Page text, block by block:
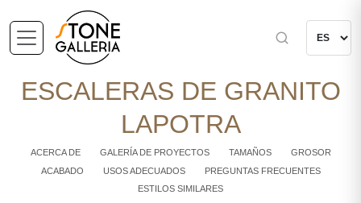
ESCALERAS DE GRANITO
LAPOTRA
ACERCA DE GALERÍA DE PROYECTOS TAMAÑOS
GROSOR
ACABADO
USOS ADECUADOS
PREGUNTAS FRECUENTES
ESTILOS SIMILARES